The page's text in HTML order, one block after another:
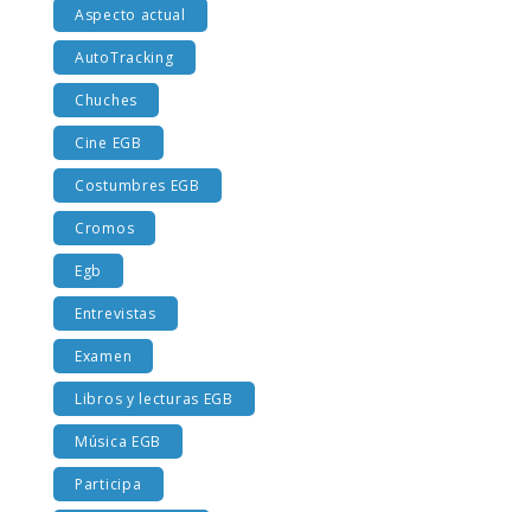
Aspecto actual
AutoTracking
Chuches
Cine EGB
Costumbres EGB
Cromos
Egb
Entrevistas
Examen
Libros y lecturas EGB
Música EGB
Participa